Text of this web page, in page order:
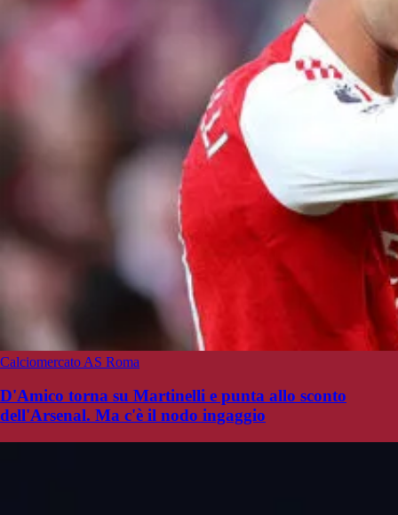
Calciomercato AS Roma
D'Amico torna su Martinelli e punta allo sconto
dell'Arsenal. Ma c'è il nodo ingaggio